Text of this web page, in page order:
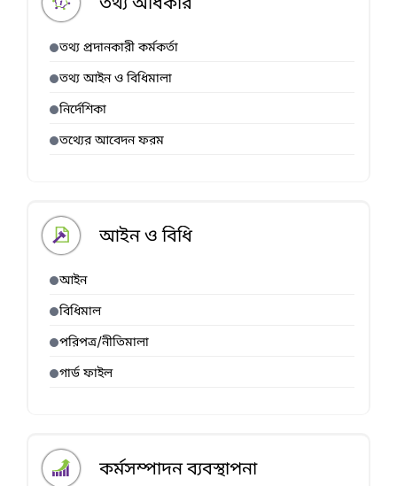
তথ্য প্রদানকারী কর্মকর্তা
তথ্য আইন ও বিধিমালা
নির্দেশিকা
তথ্যের আবেদন ফরম
আইন ও বিধি
আইন
বিধিমাল
পরিপত্র/নীতিমালা
গার্ড ফাইল
কর্মসম্পাদন ব্যবস্থাপনা